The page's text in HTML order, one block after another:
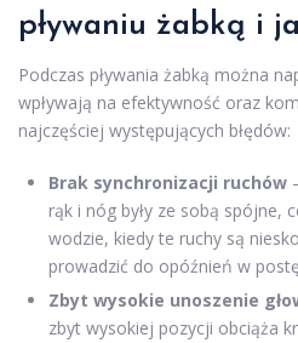
pływaniu żabką i
Podczas pływania żabką można
wpływają na efektywność oraz
najczęściej występujących błędów:
Brak synchronizacji ruchów
rąk i nóg były ze sobą spójne,
wodzie, kiedy te ruchy są
prowadzić do opóźnień w
Zbyt wysokie unoszenie
zbyt wysokiej pozycji obciąża